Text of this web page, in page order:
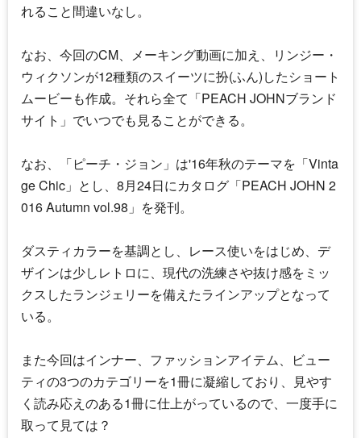
れること間違いなし。
なお、今回のCM、メーキング動画に加え、リンジー・
ウィクソンが12種類のスイーツに扮(ふん)したショート
ムービーも作成。それら全て「PEACH JOHNブランド
サイト」でいつでも見ることができる。
なお、「ピーチ・ジョン」は'16年秋のテーマを「Vinta
ge Chic」とし、8月24日にカタログ「PEACH JOHN 2
016 Autumn vol.98」を発刊。
ダスティカラーを基調とし、レース使いをはじめ、デ
ザインは少しレトロに、現代の洗練さや抜け感をミッ
クスしたランジェリーを備えたラインアップとなって
いる。
また今回はインナー、ファッションアイテム、ビュー
ティの3つのカテゴリーを1冊に凝縮しており、見やす
く読み応えのある1冊に仕上がっているので、一度手に
取って見ては？